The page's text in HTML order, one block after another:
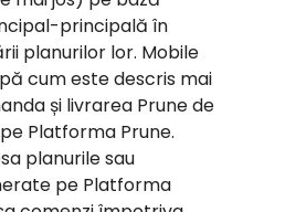
principală în
planurilor lor. Mobile
cum este descris mai
și livrarea Prune de
Platforma Prune.
planurile sau
pe Platforma